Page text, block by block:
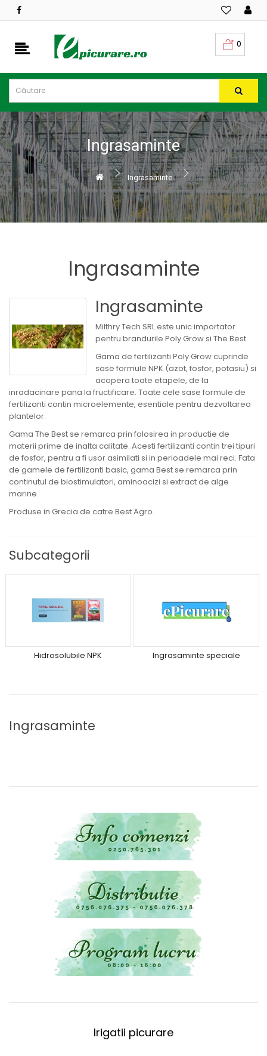
CATEGORII
Oferte
Sisteme
irigatii
Folii
profesionale
Ingrasaminte
-
Hidrosolubile
rasad
Accesorii
Lichidari
de
stoc
0
Ingrasaminte
Ingrasaminte
Ingrasaminte
Ingrasaminte
Milthry Tech SRL este unic importator
pentru brandurile Poly Grow si The Best.
Gama de fertilizanti Poly Grow cuprinde
sase formule NPK (azot, fosfor, potasiu) si
acopera toate etapele, de la
inradacinare pana la fructificare. Toate cele sase formule de
fertilizanti contin microelemente, esentiale pentru dezvoltarea
plantelor.
Gama The Best se remarca prin folosirea in productie de
materii prime de inalta calitate. Acesti fertilizanti contin trei tipuri
de fosfor, pentru a fi usor asimilati si in perioadele mai reci. Fata
de gamele de fertilizanti basic, gama Best se remarca prin
continutul de biostimulatori, aminoacizi si extract de alge
marine.
Produse in Grecia de catre Best Agro.
Subcategorii
Hidrosolubile NPK Ingrasaminte speciale
Ingrasaminte
Irigatii picurare